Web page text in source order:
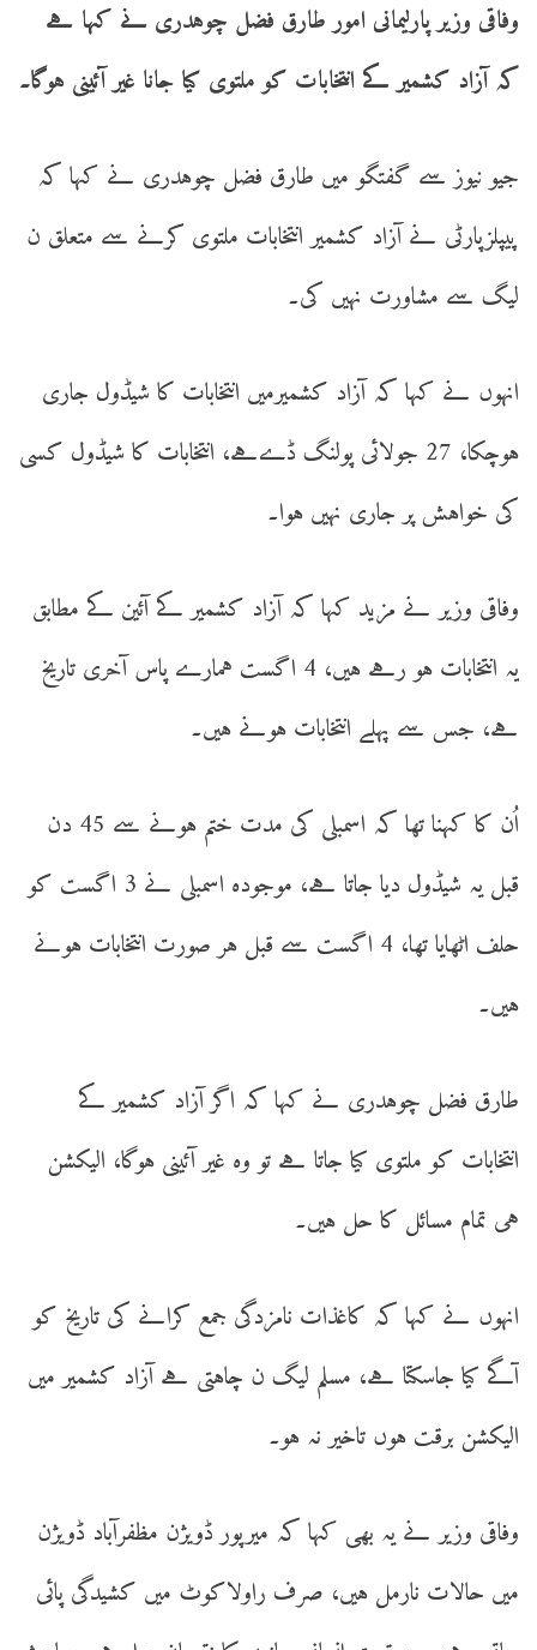
وفاقی وزیر پارلیمانی امور طارق فضل چوہدری نے کہا ہے
کہ آزاد کشمیر کے انتخابات کو ملتوی کیا جانا غیر آئینی ہوگا۔
جیو نیوز سے گفتگو میں طارق فضل چوہدری نے کہا کہ
پیپلزپارٹی نے آزاد کشمیر انتخابات ملتوی کرنے سے متعلق ن
لیگ سے مشاورت نہیں کی۔
انہوں نے کہا کہ آزاد کشمیرمیں انتخابات کا شیڈول جاری
ہوچکا، 27 جولائی پولنگ ڈےہے، انتخابات کا شیڈول کسی
کی خواہش پر جاری نہیں ہوا۔
وفاقی وزیر نے مزید کہا کہ آزاد کشمیر کے آئین کے مطابق
یہ انتخابات ہو رہے ہیں، 4 اگست ہمارے پاس آخری تاریخ
ہے، جس سے پہلے انتخابات ہونے ہیں۔
اُن کا کہنا تھا کہ اسمبلی کی مدت ختم ہونے سے 45 دن
قبل یہ شیڈول دیا جاتا ہے، موجودہ اسمبلی نے 3 اگست کو
حلف اٹھایا تھا، 4 اگست سے قبل ہر صورت انتخابات ہونے
ہیں۔
طارق فضل چوہدری نے کہا کہ اگر آزاد کشمیر کے
انتخابات کو ملتوی کیا جاتا ہے تو وہ غیر آئینی ہوگا، الیکشن
ہی تمام مسائل کا حل ہیں۔
انہوں نے کہا کہ کاغذات نامزدگی جمع کرانے کی تاریخ کو
آگے کیا جاسکتا ہے، مسلم لیگ ن چاہتی ہے آزاد کشمیر میں
الیکشن برقت ہوں تاخیر نہ ہو۔
وفاقی وزیر نے یہ بھی کہا کہ میرپور ڈویژن مظفرآباد ڈویژن
میں حالات نارمل ہیں، صرف راولاکوٹ میں کشیدگی پائی